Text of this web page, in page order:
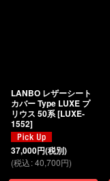
LANBO レザーシート
カバー Type LUXE プ
リウス 50系[LUXE-
1552]
37,000円(税別)
(税込:40,700円)